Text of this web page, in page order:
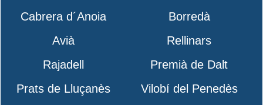
Cabrera d´Anoia
Borredà
Avià
Rellinars
Rajadell
Premià de Dalt
Prats de Lluçanès
Vilobí del Penedès